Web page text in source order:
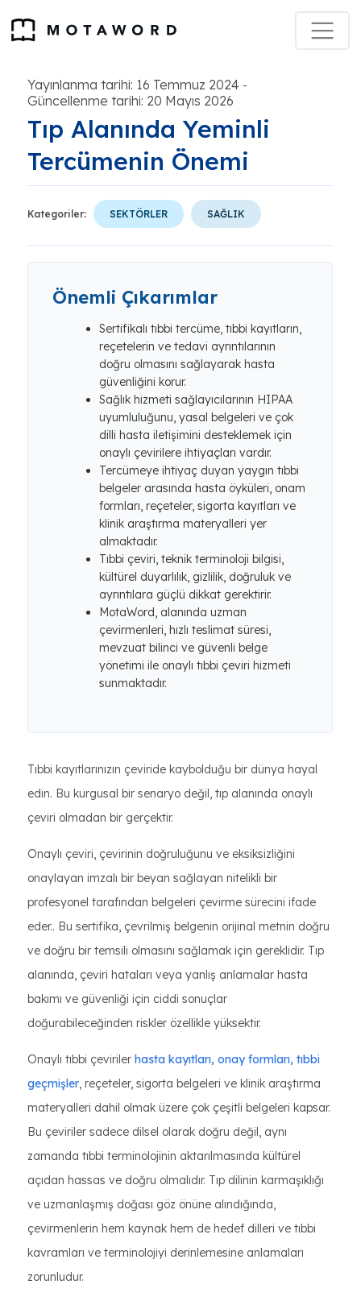
Yayınlanma tarihi: 16 Temmuz 2024 -
Güncellenme tarihi: 20 Mayıs 2026
Tıp Alanında Yeminli
Tercümenin Önemi
Kategoriler: SEKTÖRLER SAĞLIK
Önemli Çıkarımlar
Sertifikalı tıbbi tercüme, tıbbi kayıtların,
reçetelerin ve tedavi ayrıntılarının
doğru olmasını sağlayarak hasta
güvenliğini korur.
Sağlık hizmeti sağlayıcılarının HIPAA
uyumluluğunu, yasal belgeleri ve çok
dilli hasta iletişimini desteklemek için
onaylı çevirilere ihtiyaçları vardır.
Tercümeye ihtiyaç duyan yaygın tıbbi
belgeler arasında hasta öyküleri, onam
formları, reçeteler, sigorta kayıtları ve
klinik araştırma materyalleri yer
almaktadır.
Tıbbi çeviri, teknik terminoloji bilgisi,
kültürel duyarlılık, gizlilik, doğruluk ve
ayrıntılara güçlü dikkat gerektirir.
MotaWord, alanında uzman
çevirmenleri, hızlı teslimat süresi,
mevzuat bilinci ve güvenli belge
yönetimi ile onaylı tıbbi çeviri hizmeti
sunmaktadır.
Tıbbi kayıtlarınızın çeviride kaybolduğu bir dünya hayal
edin. Bu kurgusal bir senaryo değil, tıp alanında onaylı
çeviri olmadan bir gerçektir.
Onaylı çeviri, çevirinin doğruluğunu ve eksiksizliğini
onaylayan imzalı bir beyan sağlayan nitelikli bir
profesyonel tarafından belgeleri çevirme sürecini ifade
eder.. Bu sertifika, çevrilmiş belgenin orijinal metnin doğru
ve doğru bir temsili olmasını sağlamak için gereklidir. Tıp
alanında, çeviri hataları veya yanlış anlamalar hasta
bakımı ve güvenliği için ciddi sonuçlar
doğurabileceğinden riskler özellikle yüksektir.
Onaylı tıbbi çeviriler hasta kayıtları, onay formları, tıbbi
geçmişler, reçeteler, sigorta belgeleri ve klinik araştırma
materyalleri dahil olmak üzere çok çeşitli belgeleri kapsar.
Bu çeviriler sadece dilsel olarak doğru değil, aynı
zamanda tıbbi terminolojinin aktarılmasında kültürel
açıdan hassas ve doğru olmalıdır. Tıp dilinin karmaşıklığı
ve uzmanlaşmış doğası göz önüne alındığında,
çevirmenlerin hem kaynak hem de hedef dilleri ve tıbbi
kavramları ve terminolojiyi derinlemesine anlamaları
zorunludur.